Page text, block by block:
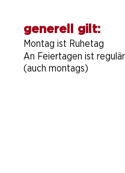
generell gilt:
Montag ist Ruhetag
An Feiertagen ist
(auch montags)